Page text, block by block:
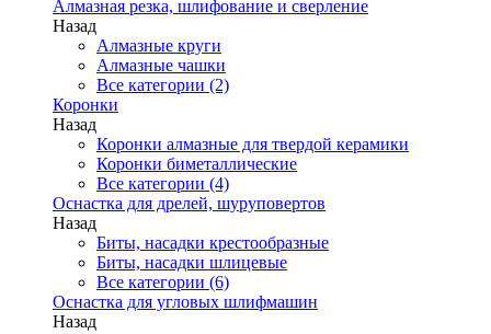
Алмазная резка, шлифование и сверление
Назад
Алмазные круги
Алмазные чашки
Все категории (2)
Коронки
Назад
Коронки алмазные для твердой керамики
Коронки биметаллические
Все категории (4)
Оснастка для дрелей, шуруповертов
Назад
Биты, насадки крестообразные
Биты, насадки шлицевые
Все категории (6)
Оснастка для угловых шлифмашин
Назад